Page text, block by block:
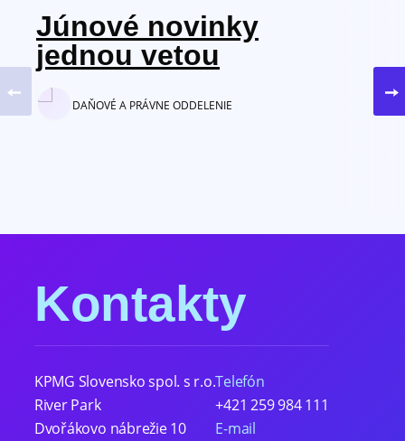
Júnové novinky
jednou vetou
DAŇOVÉ A PRÁVNE ODDELENIE
Kontakty
KPMG Slovensko spol. s r.o.
River Park
Dvořákovo nábrežie 10
Telefón
+421 259 984 111
E-mail